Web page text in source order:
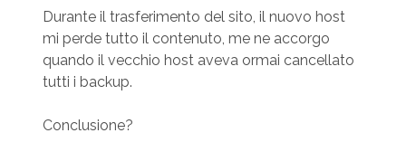
Durante il trasferimento del sito, il nuovo host
mi perde tutto il contenuto, me ne accorgo
quando il vecchio host aveva ormai cancellato
tutti i backup.
Conclusione?